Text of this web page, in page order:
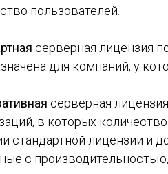
пользователей.
серверная лицензия
для компаний, у
серверная
в которых
стандартной лицензии и
с